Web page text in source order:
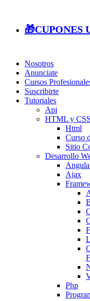
🎁CUPONES
Nosotros
Anunciate
Cursos
Suscribirte
Tutoriales
Api
HTML y CSS
Html
Curso
Sitio
Desarrollo
Ajax
Php